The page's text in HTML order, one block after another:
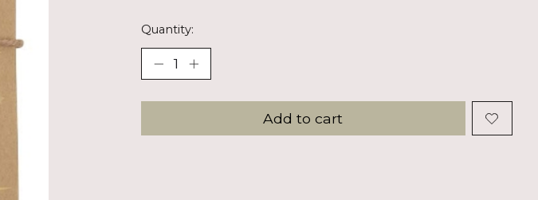
Quantity:
Add to cart